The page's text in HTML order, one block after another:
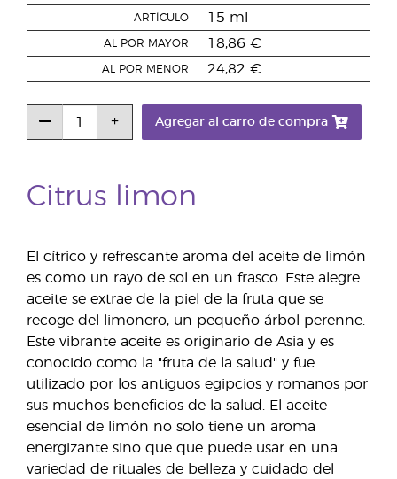
Citrus limon
El cítrico y refrescante aroma del aceite de limón
es como un rayo de sol en un frasco. Este alegre
aceite se extrae de la piel de la fruta que se
recoge del limonero, un pequeño árbol perenne.
Este vibrante aceite es originario de Asia y es
conocido como la "fruta de la salud" y fue
utilizado por los antiguos egipcios y romanos por
sus muchos beneficios de la salud. El aceite
esencial de limón no solo tiene un aroma
energizante sino que que puede usar en una
variedad de rituales de belleza y cuidado del
ARTÍCULO 15 ml
AL POR MAYOR 18,86 €
AL POR MENOR 24,82 €
Agregar al carro de compra